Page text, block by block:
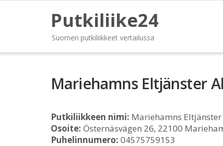
Putkiliike24
Suomen putkiliikkeet vertailussa
Mariehamns Eltjänster
Putkiliikkeen nimi: Mariehamns
Osoite: Östernäsvägen 26, 22100
Puhelinnumero: 04575759153